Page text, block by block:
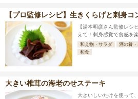
【プロ監修レシピ】生きくらげと刺身
【湯本明彦さん監修レシ
えて！刺身感覚で食感を
和え物・サラダ 酒の肴
和食
大きい椎茸の海老のせステーキ
大きいしいたけを使って